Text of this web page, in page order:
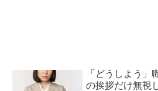
「どうしよう」
の挨拶だけ無視